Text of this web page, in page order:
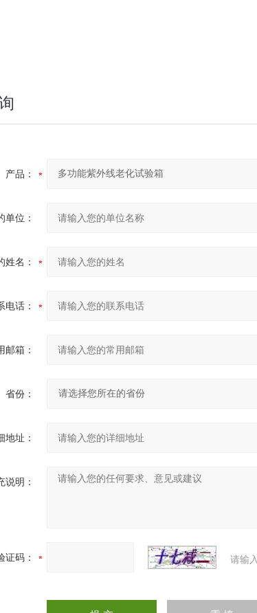
产品：
单位：
姓名：
电话：
邮箱：
省份：
地址：
说明：
证码： 请输